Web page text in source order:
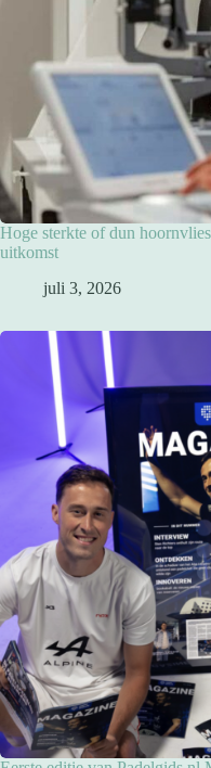
Hoge sterkte of dun
uitkomst
juli 3, 2026